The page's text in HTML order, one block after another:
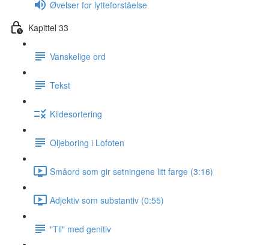
Øvelser for lytteforståelse
Kapittel 33
Vanskelige ord
Tekst
Kildesortering
Oljeboring i Lofoten
Småord som gir setningene litt farge (3:16)
Adjektiv som substantiv (0:55)
"Til" med genitiv